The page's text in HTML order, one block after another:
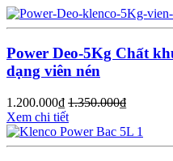
Power Deo-5Kg Chất
dạng viên nén
1.200.000₫ 1.350.000₫
Xem chi tiết